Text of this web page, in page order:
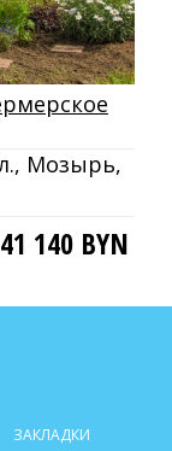
Мозырь,
140 BYN
ЗАКЛАДКИ